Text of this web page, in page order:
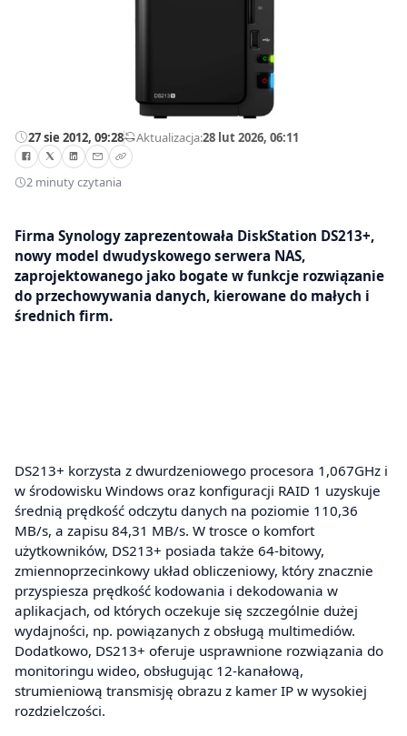
27 sie 2012, 09:28—Aktualizacja:28 lut 2026, 06:11
2 minuty czytania
Firma Synology zaprezentowała DiskStation DS213+,
nowy model dwudyskowego serwera NAS,
zaprojektowanego jako bogate w funkcje rozwiązanie
do przechowywania danych, kierowane do małych i
średnich firm.
DS213+ korzysta z dwurdzeniowego procesora 1,067GHz i
w środowisku Windows oraz konfiguracji RAID 1 uzyskuje
średnią prędkość odczytu danych na poziomie 110,36
MB/s, a zapisu 84,31 MB/s. W trosce o komfort
użytkowników, DS213+ posiada także 64-bitowy,
zmiennoprzecinkowy układ obliczeniowy, który znacznie
przyspiesza prędkość kodowania i dekodowania w
aplikacjach, od których oczekuje się szczególnie dużej
wydajności, np. powiązanych z obsługą multimediów.
Dodatkowo, DS213+ oferuje usprawnione rozwiązania do
monitoringu wideo, obsługując 12-kanałową,
strumieniową transmisję obrazu z kamer IP w wysokiej
rozdzielczości.